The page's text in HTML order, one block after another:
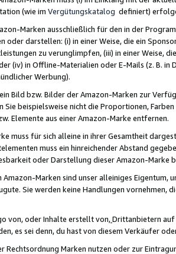
(wie im Vergütungskatalog definiert)
Marken ausschließlich für den in der
oder darstellen: (i) in einer Weise, die ein
zu verunglimpfen, (iii) in einer Weise,
(iv) in Offline-Materialien oder E-Mails (z. B. in
Werbung).
Bild bzw. Bilder der Amazon-Marken zur
Sie beispielsweise nicht die Proportionen,
Elemente aus einer Amazon-Marke entfernen.
muss für sich alleine in ihrer Gesamtheit
muss ein hinreichender Abstand
oder Darstellung dieser Amazon-Marke
Amazon-Marken sind unser alleiniges
Sie werden keine Handlungen vornehmen,
von, oder Inhalte erstellt von,Drittanbietern auf
es sei denn, du hast von diesem Verkäufer
Rechtsordnung Marken nutzen oder zur